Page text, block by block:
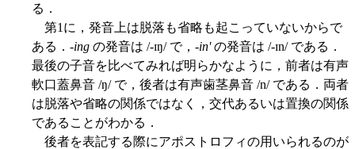
る．
第1に，発音上は脱落も省略も起こっていないからで
ある．-ing の発音は /-ɪŋ/ で，-in'の発音は /-ɪn/ である．
最後の子音を比べてみれば明らかなように，前者は有声
軟口蓋鼻音 /ŋ/ で，後者は有声歯茎鼻音 /n/ である．両者
は脱落や省略の関係ではなく，交代あるいは置換の関係
であることがわかる．
後者を表記する際にアポストロフィの用いられるのが